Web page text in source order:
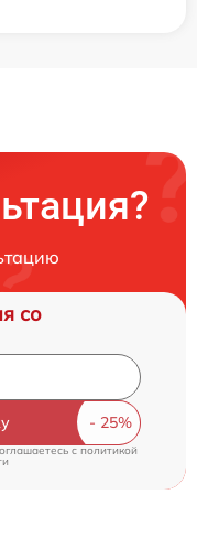
со
cполитикой